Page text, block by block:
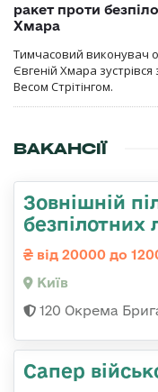
ракет проти
Хмара
Тимчасовий виконувач
Євгеній Хмара зустрівся
Весом Стрітінгом.
ВАКАНСІЇ
Зовнішній
безпілотних
від 20000 до
Київ
120 Окрема
Сапер